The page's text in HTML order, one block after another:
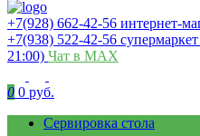
+7(928) 662-42-56 интернет-
+7(938) 522-42-56
21:00) Чат в MAX
0 0 руб.
Сервировка стола